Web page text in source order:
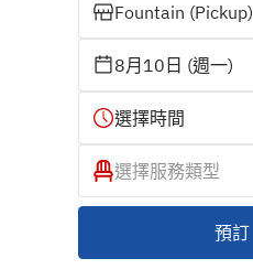
Fountain (Pickup)
8月10日 (週一)
選擇時間
選擇服務類型
預訂